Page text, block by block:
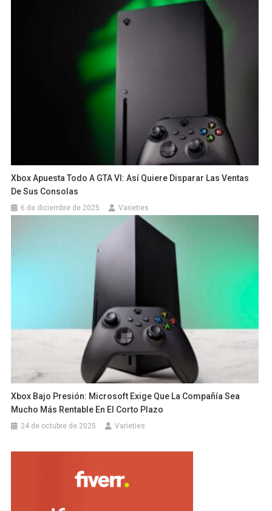
Xbox Apuesta Todo A GTA VI: Así Quiere Disparar Las Ventas
De Sus Consolas
6 de diciembre de 2025 Varieties
Xbox Bajo Presión: Microsoft Exige Que La Compañía Sea
Mucho Más Rentable En El Corto Plazo
24 de octubre de 2025 Varieties